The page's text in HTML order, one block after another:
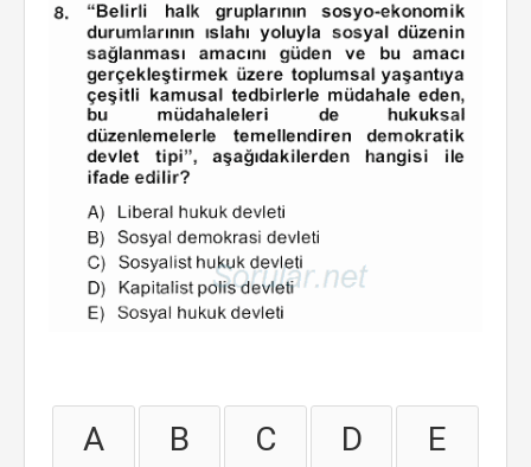
A B C D E